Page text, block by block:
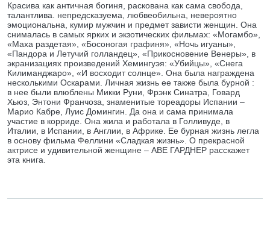
Красива как античная богиня, раскована как сама свобода,
талантлива. непредсказуема, любвеобильна, невероятно
эмоциональна, кумир мужчин и предмет зависти женщин. Она
снималась в самых ярких и экзотических фильмах: «Могамбо»,
«Маха раздетая», «Босоногая графиня», «Ночь игуаны»,
«Пандора и Летучий голландец», «Прикосновение Венеры», в
экранизациях произведений Хемингуэя: «Убийцы», «Снега
Килиманджаро», «И восходит солнце». Она была награждена
несколькими Оскарами. Личная жизнь ее также была бурной :
в нее были влюблены Микки Руни, Фрэнк Синатра, Говард
Хьюз, Энтони Франчоза, знаменитые тореадоры Испании –
Марио Кабре, Луис Домингин. Да она и сама принимала
участие в корриде. Она жила и работала в Голливуде, в
Италии, в Испании, в Англии, в Африке. Ее бурная жизнь легла
в основу фильма Феллини «Сладкая жизнь». О прекрасной
актрисе и удивительной женщине – АВЕ ГАРДНЕР расскажет
эта книга.